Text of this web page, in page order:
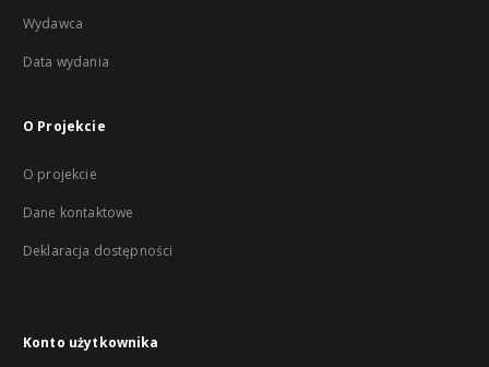
Wydawca
Data wydania
O Projekcie
O projekcie
Dane kontaktowe
Deklaracja dostępności
Konto użytkownika